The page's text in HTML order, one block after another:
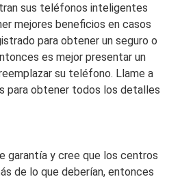
sus teléfonos inteligentes
mejores beneficios en casos
para obtener un seguro o
es mejor presentar un
su teléfono. Llame a
para obtener todos los detalles
garantía y cree que los centros
de lo que deberían, entonces